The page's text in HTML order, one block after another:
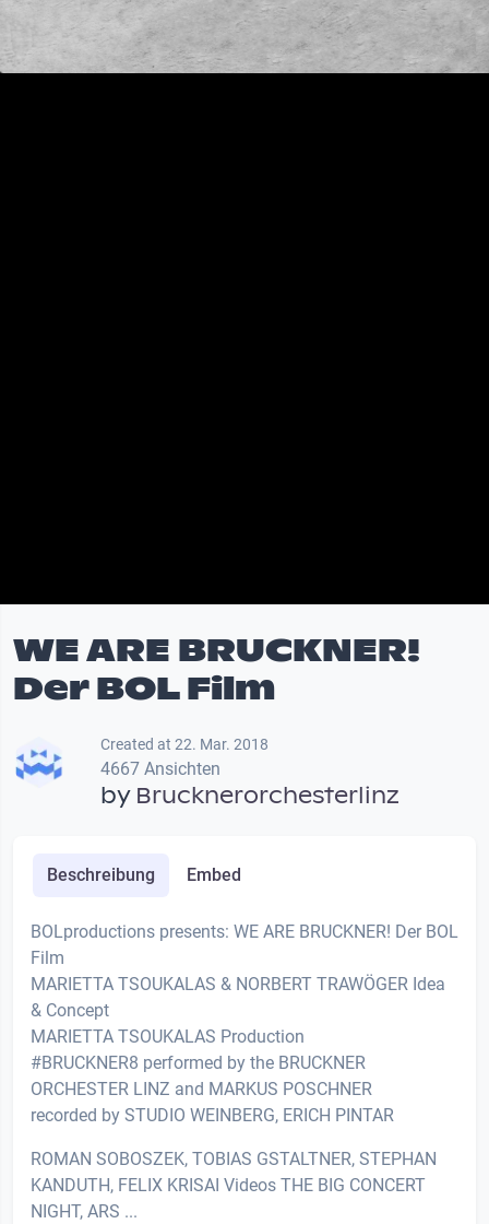
Video
WE ARE BRUCKNER!
Der BOL Film
Created at 22. Mar. 2018
4667 Ansichten
by Brucknerorchesterlinz
Beschreibung Embed
BOLproductions presents: WE ARE BRUCKNER! Der BOL
Film
MARIETTA TSOUKALAS & NORBERT TRAWÖGER Idea
& Concept
MARIETTA TSOUKALAS Production
#BRUCKNER8 performed by the BRUCKNER
ORCHESTER LINZ and MARKUS POSCHNER
recorded by STUDIO WEINBERG, ERICH PINTAR
ROMAN SOBOSZEK, TOBIAS GSTALTNER, STEPHAN
KANDUTH, FELIX KRISAI Videos THE BIG CONCERT
NIGHT, ARS ...